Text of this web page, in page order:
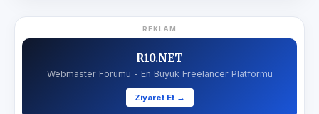
REKLAM
R10.NET
Webmaster Forumu - En Büyük Freelancer Platformu
Ziyaret Et →